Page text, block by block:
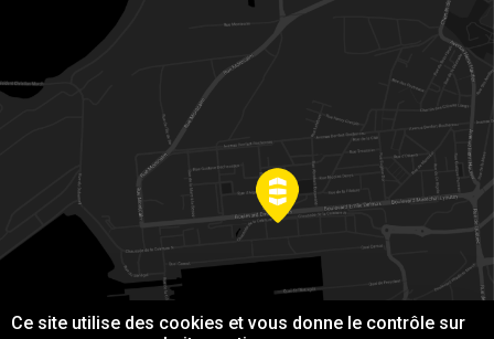
Ce site utilise des cookies et vous donne le contrôle sur